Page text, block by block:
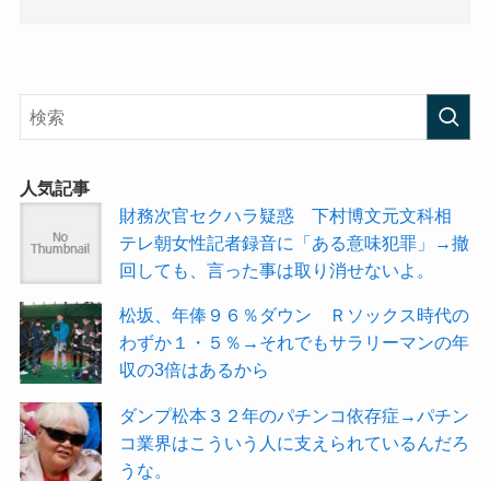
人気記事
財務次官セクハラ疑惑 下村博文元文科相
テレ朝女性記者録音に「ある意味犯罪」→撤
回しても、言った事は取り消せないよ。
松坂、年俸９６％ダウン Ｒソックス時代の
わずか１・５％→それでもサラリーマンの年
収の3倍はあるから
ダンプ松本３２年のパチンコ依存症→パチン
コ業界はこういう人に支えられているんだろ
うな。